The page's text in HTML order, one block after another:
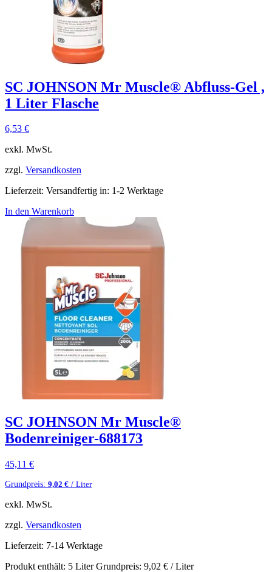
SC JOHNSON Mr Muscle® Abfluss-Gel ,
1 Liter Flasche
6,53 €
exkl. MwSt.
zzgl. Versandkosten
Lieferzeit: Versandfertig in: 1-2 Werktage
In den Warenkorb
SC JOHNSON Mr Muscle®
Bodenreiniger-688173
45,11 €
Grundpreis: 9,02 € / Liter
exkl. MwSt.
zzgl. Versandkosten
Lieferzeit: 7-14 Werktage
Produkt enthält: 5 LiterGrundpreis: 9,02 € /Liter